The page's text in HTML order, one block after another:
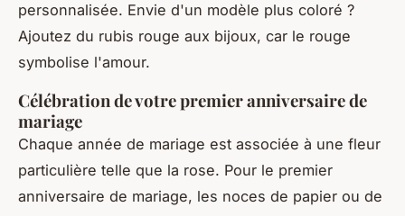
personnalisée. Envie d'un modèle plus coloré ?
Ajoutez du rubis rouge aux bijoux, car le rouge
symbolise l'amour.
Célébration de votre premier anniversaire de
mariage
Chaque année de mariage est associée à une fleur
particulière telle que la rose. Pour le premier
anniversaire de mariage, les noces de papier ou de